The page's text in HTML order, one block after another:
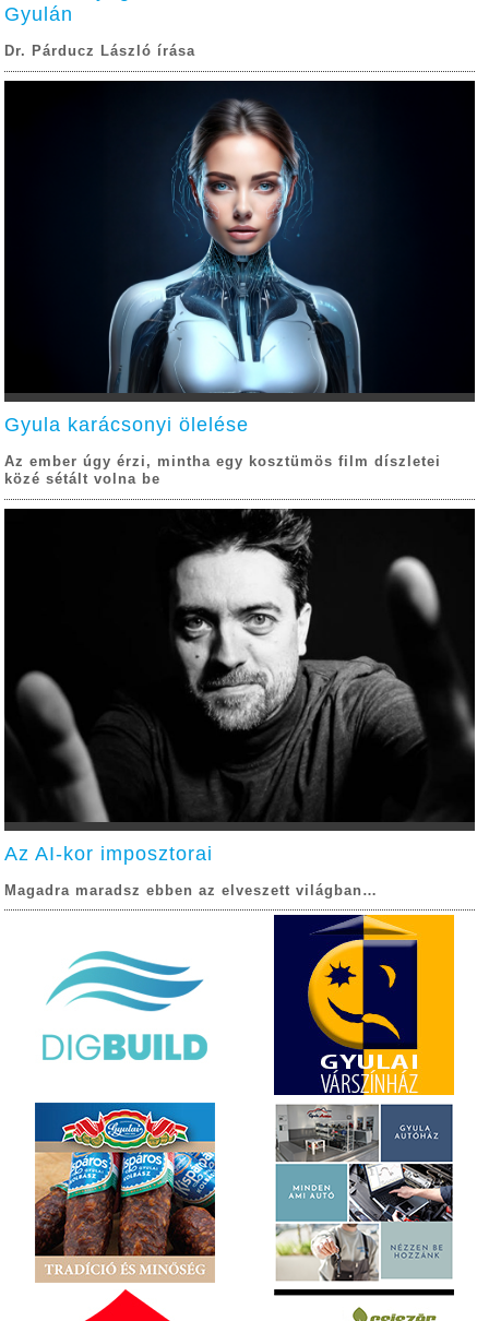
Gyulán
Dr. Párducz László írása
Gyula karácsonyi ölelése
Az ember úgy érzi, mintha egy kosztümös film díszletei
közé sétált volna be
Az AI-kor imposztorai
Magadra maradsz ebben az elveszett világban…